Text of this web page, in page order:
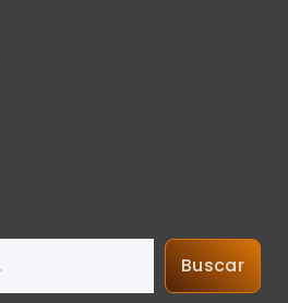
Buscar